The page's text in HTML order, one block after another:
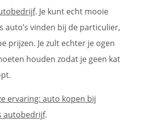
. Je kunt echt mooie
auto’s vinden bij de particulier,
prijzen. Je zult echter je ogen
houden zodat je geen kat
ervaring: auto kopen bij
autobedrijf.